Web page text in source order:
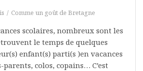
Comme un goût de Bretagne
scolaires, nombreux sont les
le temps de quelques
enfant(s) parti(s )en vacances
colos, copains… C’est